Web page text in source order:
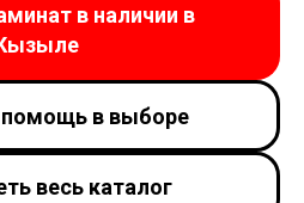
в наличии в
помощь в выборе
весь каталог